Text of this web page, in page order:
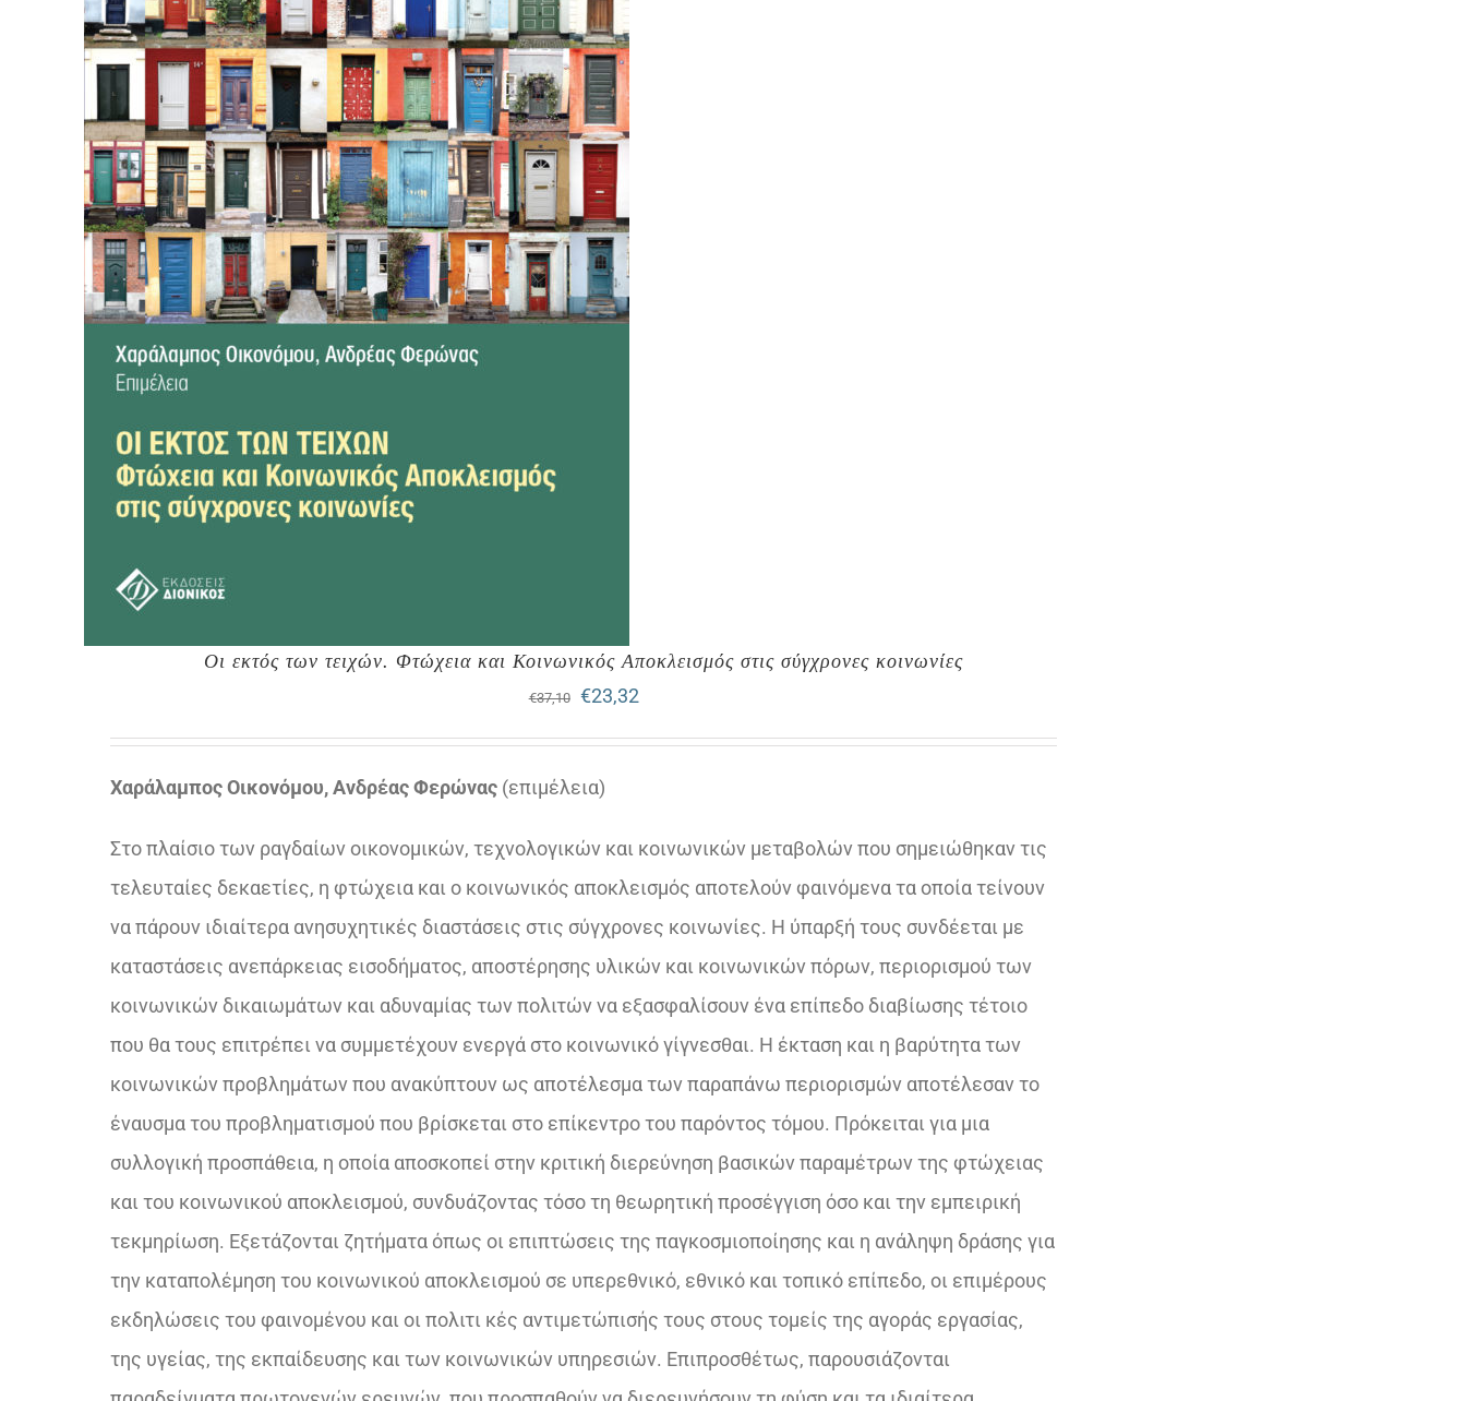
Οι εκτός των τειχών. Φτώχεια και Κοινωνικός Αποκλεισμός στις σύγχρονες κοινωνίες
€37,10
Original
price
€23,32Η
τρέχουσα
€23,32.
Χαράλαμπος Οικονόμου, Ανδρέας Φερώνας(επιμέλεια)
Στο πλαίσιο των ραγδαίων οικονομικών, τεχνολογικών και κοινωνικών μεταβολών που σημειώθηκαν τις
τελευταίες δεκαετίες, η φτώχεια και ο κοινωνικός αποκλεισμός αποτελούν φαινόμενα τα οποία τείνουν
να πάρουν ιδιαίτερα ανησυχητικές διαστάσεις στις σύγχρονες κοινωνίες. Η ύπαρξή τους συνδέεται με
καταστάσεις ανεπάρκειας εισοδήματος, αποστέρησης υλικών και κοινωνικών πόρων, περιορισμού των
κοινωνικών δικαιωμάτων και αδυναμίας των πολιτών να εξασφαλίσουν ένα επίπεδο διαβίωσης τέτοιο
που θα τους επιτρέπει να συμμετέχουν ενεργά στο κοινωνικό γίγνεσθαι. Η έκταση και η βαρύτητα των
κοινωνικών προβλημάτων που ανακύπτουν ως αποτέλεσμα των παραπάνω περιορισμών αποτέλεσαν το
έναυσμα του προβληματισμού που βρίσκεται στο επίκεντρο του παρόντος τόμου. Πρόκειται για μια
συλλογική προσπάθεια, η οποία αποσκοπεί στην κριτική διερεύνηση βασικών παραμέτρων της φτώχειας
και του κοινωνικού αποκλεισμού, συνδυάζοντας τόσο τη θεωρητική προσέγγιση όσο και την εμπειρική
τεκμηρίωση. Εξετάζονται ζητήματα όπως οι επιπτώσεις της παγκοσμιοποίησης και η ανάληψη δράσης για
την καταπολέμηση του κοινωνικού αποκλεισμού σε υπερεθνικό, εθνικό και τοπικό επίπεδο, οι επιμέρους
εκδηλώσεις του φαινομένου και οι πολιτι κές αντιμετώπισής τους στους τομείς της αγοράς εργασίας,
της υγείας, της εκπαίδευσης και των κοινωνικών υπηρεσιών. Επιπροσθέτως, παρουσιάζονται